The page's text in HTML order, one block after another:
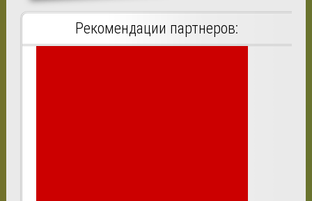
Рекомендации партнеров: